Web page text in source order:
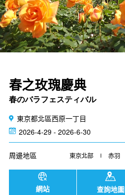
春之玫瑰慶典
春のバラフェスティバル
東京都北區西原一丁目
2026-4-29 - 2026-6-30
周邊地區 東京北部 赤羽
網站 查詢地圖